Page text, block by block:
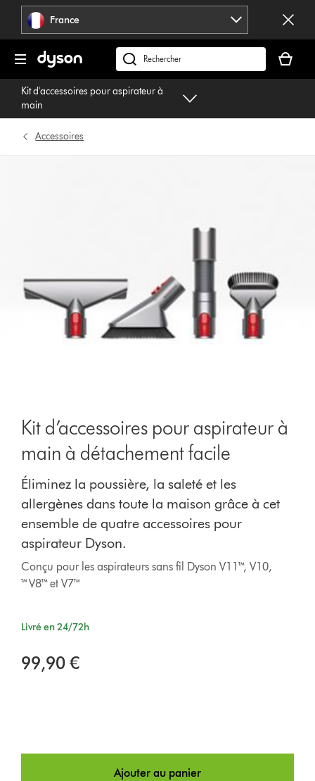
Sauter
pages
France
Rechercher
des
produits
panier
est
Kit d'accessoires pour aspirateur à
main
Accessoires
Kit d’accessoires pour aspirateur à
main à détachement facile
Éliminez la poussière, la saleté et les
allergènes dans toute la maison grâce à cet
ensemble de quatre accessoires pour
aspirateur Dyson.
Conçu pour les aspirateurs sans fil Dyson V11™, V10,
™V8™ et V7™
Livré en 24/72h
99,90 €
Ajouter au panier